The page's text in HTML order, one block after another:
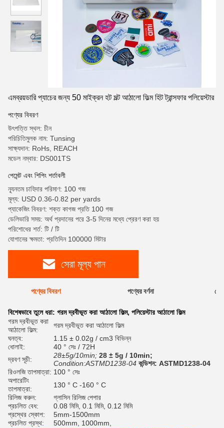
এমব্রয়ডারি প্যাচের জন্য 50 মাইক্রন হট মল্ট আঠালো ফিল্ম হিট ট্রান্সফার পলিয়েস্টার
পণ্যের বিবরণ
উৎপত্তি স্থল: চীন
পরিচিতিমুলক নাম: Tunsing
সাক্ষ্যদান: RoHs, REACH
মডেল নম্বার: DS001TS
পেমেন্ট এবং শিপিং শর্তাবলী
ন্যূনতম চাহিদার পরিমাণ: 100 গজ
মূল্য: USD 0.36-0.82 per yards
প্যাকেজিং বিবরণ: শক্ত কাগজ প্রতি 100 গজ
ডেলিভারি সময়: অর্থ প্রদানের পরে 3-5 দিনের মধ্যে প্রেরণ করা হয়
পরিশোধের শর্ত: টি / টি
যোগানের ক্ষমতা: প্রতিদিন 100000 মিটার
সেরা মূল্য পান
পণ্যের বিবরণ পণ্যের বর্ণনা
বিশেষভাবে তুলে ধরা: গরম দ্রবীভূত করা আঠালো ফিল্ম, পলিয়েস্টার আঠালো ফিল্ম
গরম দ্রবীভূত করা
আঠালো ফিল্ম:
গরম দ্রবীভূত করা আঠালো ফিল্ম
ঘনত্ব:
1.15 ± 0.02g / cm3 বিভিন্ন
ধোলাই:
40 ° সেঃ / 72H
দ্রবণ সূচী:
28±5g/10min; 28 ± 5g / 10min;
Condition:ASTMD1238-04 কন্ডিশন: ASTMD1238-04
রিওলজি তাপমাত্রা: 100 ° সেঃ
অপারেটিং
তাপমাত্রা:
130 ° C -160 ° C
রিলিজ করুন:
গ্লাসিন রিলিজ পেপার
প্রচলিত বেধ:
0.08 মিমি, 0.1 মিমি, 0.12 মিমি
প্রস্থের স্কোপ:
5mm-1500mm
প্রচলিত প্রস্থ:
500mm, 1000mm,